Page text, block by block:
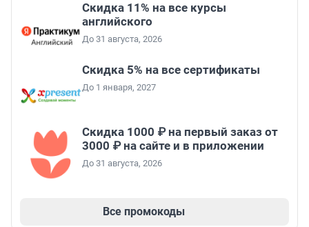
Скидка 11% на все курсы
английского
До 31 августа, 2026
Скидка 5% на все сертификаты
До 1 января, 2027
Скидка 1000 ₽ на первый заказ от
3000 ₽ на сайте и в приложении
До 31 августа, 2026
Все промокоды